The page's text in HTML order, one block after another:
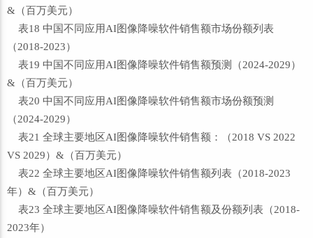
&（百万美元）
表18 中国不同应用AI图像降噪软件销售额市场份额列表
（2018-2023）
表19 中国不同应用AI图像降噪软件销售额预测（2024-2029）
&（百万美元）
表20 中国不同应用AI图像降噪软件销售额市场份额预测
（2024-2029）
表21 全球主要地区AI图像降噪软件销售额：（2018 VS 2022
VS 2029）&（百万美元）
表22 全球主要地区AI图像降噪软件销售额列表（2018-2023
年）&（百万美元）
表23 全球主要地区AI图像降噪软件销售额及份额列表（2018-
2023年）